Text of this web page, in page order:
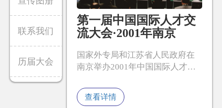
联系我们
历届大会
第一届中国国际人才交
流大会·2001年南京
国家外专局和江苏省人民政府在
南京举办2001年中国国际人才交
家的200多家专家组织、人才交流
公司、境外及港澳地区培训机构
查看详情